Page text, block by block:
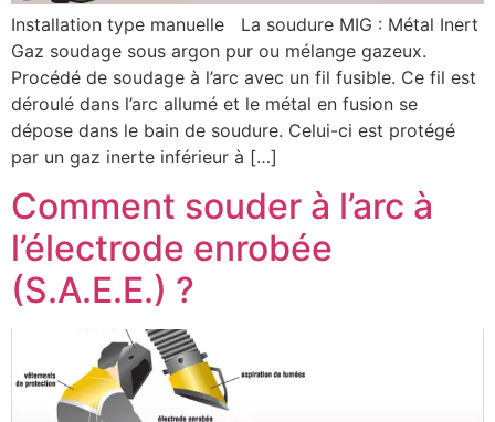
Installation type manuelle La soudure MIG : Métal Inert
Gaz soudage sous argon pur ou mélange gazeux.
Procédé de soudage à l’arc avec un fil fusible. Ce fil est
déroulé dans l’arc allumé et le métal en fusion se
dépose dans le bain de soudure. Celui-ci est protégé
par un gaz inerte inférieur à […]
Comment souder à l’arc à
l’électrode enrobée
(S.A.E.E.) ?